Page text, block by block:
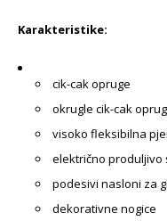
Karakteristike:
cik-cak opruge
okrugle cik-cak
visoko fleksibilna
električno produljivo
podesivi nasloni za
dekorativne nogice